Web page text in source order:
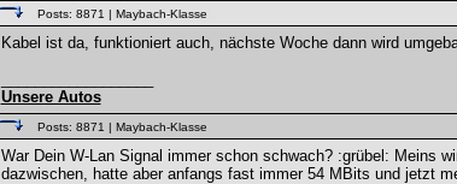
Posts: 8871 | Maybach-Klasse
Kabel ist da, funktioniert auch, nächste Woche dann wird
Unsere Autos
Posts: 8871 | Maybach-Klasse
War Dein W-Lan Signal immer schon schwach? :grübel: Meins
dazwischen, hatte aber anfangs fast immer 54 MBits und jetzt